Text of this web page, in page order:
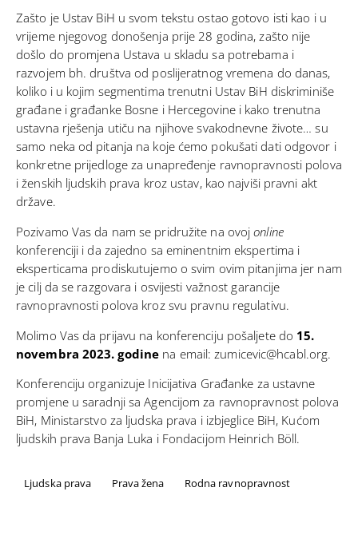
Zašto je Ustav BiH u svom tekstu ostao gotovo isti kao i u
vrijeme njegovog donošenja prije 28 godina, zašto nije
došlo do promjena Ustava u skladu sa potrebama i
razvojem bh. društva od poslijeratnog vremena do danas,
koliko i u kojim segmentima trenutni Ustav BiH diskriminiše
građane i građanke Bosne i Hercegovine i kako trenutna
ustavna rješenja utiču na njihove svakodnevne živote… su
samo neka od pitanja na koje ćemo pokušati dati odgovor i
konkretne prijedloge za unapređenje ravnopravnosti polova
i ženskih ljudskih prava kroz ustav, kao najviši pravni akt
države.
Pozivamo Vas da nam se pridružite na ovojonline
konferenciji i da zajedno sa eminentnim ekspertima i
eksperticama prodiskutujemo o svim ovim pitanjima jer nam
je cilj da se razgovara i osvijesti važnost garancije
ravnopravnosti polova kroz svu pravnu regulativu.
Molimo Vas da prijavu na konferenciju pošaljete do 15.
novembra 2023. godine na email: zumicevic@hcabl.org.
Konferenciju organizuje Inicijativa Građanke za ustavne
promjene u saradnji sa Agencijom za ravnopravnost polova
BiH, Ministarstvo za ljudska prava i izbjeglice BiH, Kućom
ljudskih prava Banja Luka i Fondacijom Heinrich Böll.
Ljudska prava Prava žena Rodna ravnopravnost